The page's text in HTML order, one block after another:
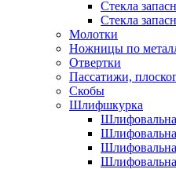
Стекла
Стекла
Молотки
Ножницы по
Отвертки
Пассатижи,
Скобы
Шлифшкурка